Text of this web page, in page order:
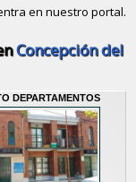
en nuestro portal.
Concepción del
DEPARTAMENTOS